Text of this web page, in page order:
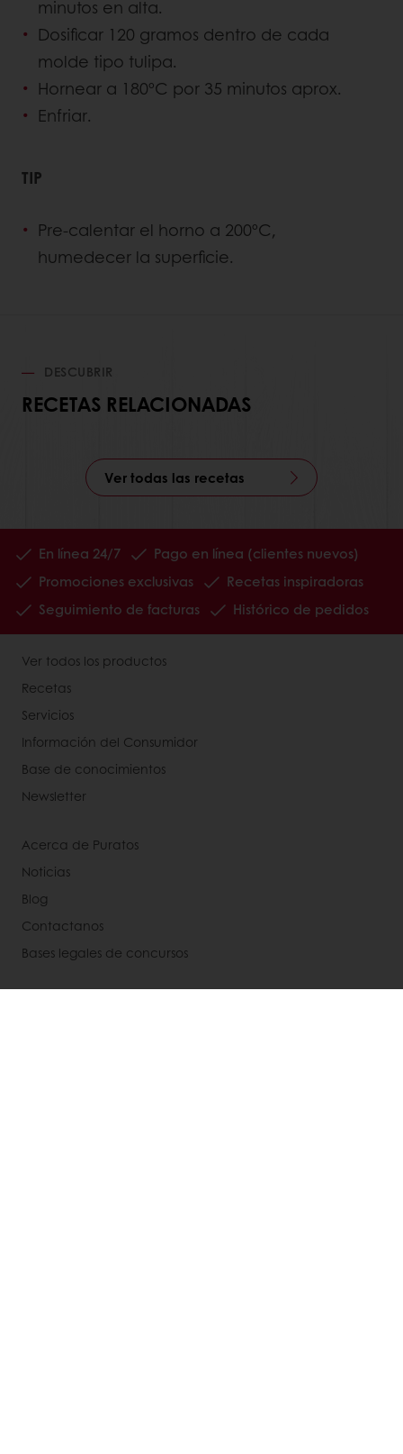
minutos en alta.
Dosificar 120 gramos dentro de cada
molde tipo tulipa.
Hornear a 180ºC por 35 minutos aprox.
Enfriar.
TIP
Pre-calentar el horno a 200ºC,
humedecer la superficie.
DESCUBRIR
RECETAS RELACIONADAS
Ver todas las recetas
En línea 24/7
Pago en línea (clientes nuevos)
Promociones exclusivas
Recetas inspiradoras
Seguimiento de facturas
Histórico de pedidos
Ver todos los productos
Recetas
Servicios
Información del Consumidor
Base de conocimientos
Newsletter
Acerca de Puratos
Noticias
Blog
Contactanos
Bases legales de concursos